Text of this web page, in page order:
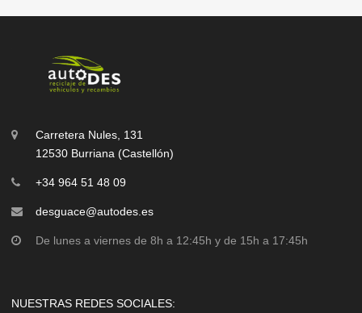
Carretera Nules, 131
12530 Burriana (Castellón)
+34 964 51 48 09
desguace@autodes.es
De lunes a viernes de 8h a 12:45h y de 15h a 17:45h
NUESTRAS REDES SOCIALES: